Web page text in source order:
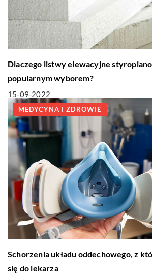
Dlaczego listwy elewacyjne
popularnym wyborem?
15-09-2022
MEDYCYNA I ZDROWIE
Schorzenia układu oddechowego, z
się do lekarza